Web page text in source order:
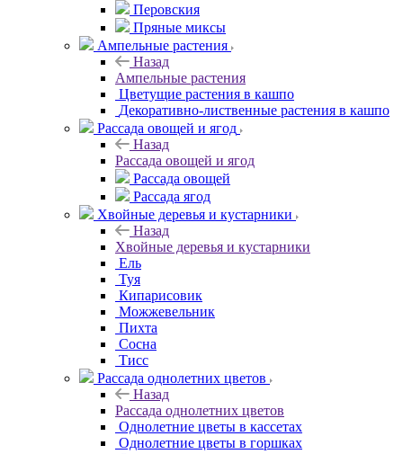
Перовския
Пряные миксы
Ампельные растения
Назад
Ампельные растения
Цветущие растения в кашпо
Декоративно-лиственные растения в кашпо
Рассада овощей и ягод
Назад
Рассада овощей и ягод
Рассада овощей
Рассада ягод
Хвойные деревья и кустарники
Назад
Хвойные деревья и кустарники
Ель
Туя
Кипарисовик
Можжевельник
Пихта
Сосна
Тисc
Рассада однолетних цветов
Назад
Рассада однолетних цветов
Однолетние цветы в кассетах
Однолетние цветы в горшках